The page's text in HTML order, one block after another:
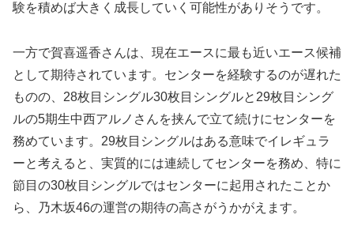
験を積めば大きく成長していく可能性がありそうです。
一方で賀喜遥香さんは、現在エースに最も近いエース候補
として期待されています。センターを経験するのが遅れた
ものの、28枚目シングル30枚目シングルと29枚目シング
ルの5期生中西アルノさんを挟んで立て続けにセンターを
務めています。29枚目シングルはある意味でイレギュラ
ーと考えると、実質的には連続してセンターを務め、特に
節目の30枚目シングルではセンターに起用されたことか
ら、乃木坂46の運営の期待の高さがうかがえます。